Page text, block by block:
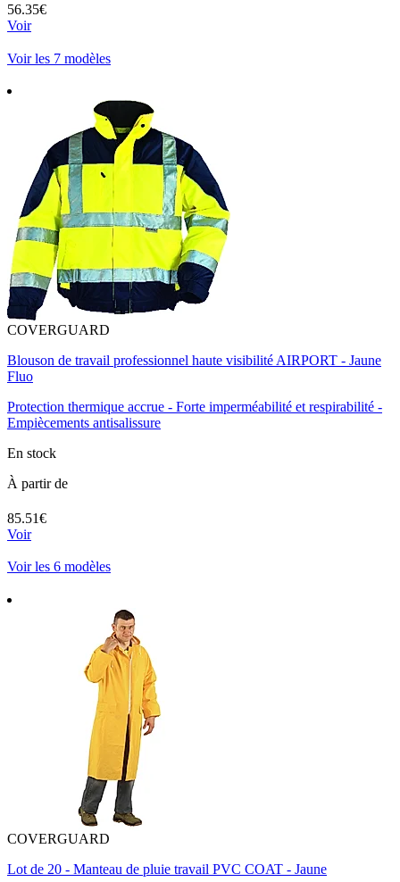
56.35€
Voir
Voir les 7 modèles
COVERGUARD
Blouson de travail professionnel haute visibilité AIRPORT - Jaune
Fluo
Protection thermique accrue - Forte imperméabilité et respirabilité -
Empiècements antisalissure
En stock
À partir de
85.51€
Voir
Voir les 6 modèles
COVERGUARD
Lot de 20 - Manteau de pluie travail PVC COAT - Jaune